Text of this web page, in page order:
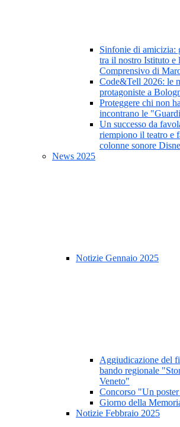
Sinfonie di amicizia:
tra il nostro Istituto e
Comprensivo di
Code&Tell 2026: le
protagoniste a
Proteggere chi non
incontrano le
Un successo da
riempiono il teatro e
colonne sonore
News 2025
Notizie Gennaio 2025
Aggiudicazione del
bando regionale
Veneto"
Concorso "Un
Giorno della
Notizie Febbraio 2025